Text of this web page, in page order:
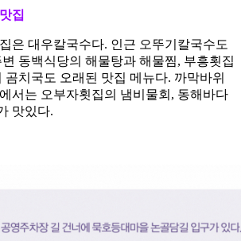
집
은 대우칼국수다. 인근 오뚜기칼국수도
동백식당의 해물탕과 해물찜, 부흥횟집
곰치국도 오래된 맛집 메뉴다. 까막바위
서는 오부자횟집의 냄비물회, 동해바다
맛있다.